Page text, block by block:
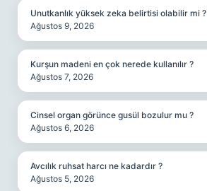
Unutkanlık yüksek zeka belirtisi olabilir mi ?
Ağustos 9, 2026
Kurşun madeni en çok nerede kullanılır ?
Ağustos 7, 2026
Cinsel organ görünce gusül bozulur mu ?
Ağustos 6, 2026
Avcılık ruhsat harcı ne kadardır ?
Ağustos 5, 2026